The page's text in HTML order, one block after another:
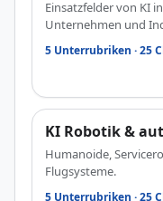
Einsatzfelder von KI
Unternehmen und
5 Unterrubriken · 25
KI Robotik &
Humanoide,
Flugsysteme.
5 Unterrubriken · 25